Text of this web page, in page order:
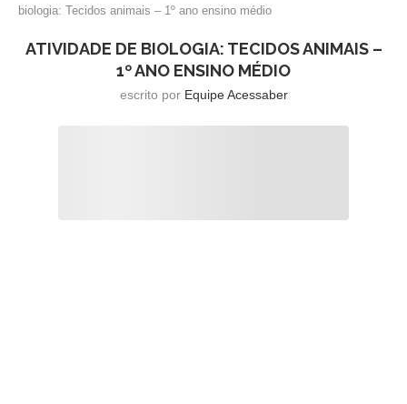
biologia: Tecidos animais – 1º ano ensino médio
ATIVIDADE DE BIOLOGIA: TECIDOS ANIMAIS –
1º ANO ENSINO MÉDIO
escrito por Equipe Acessaber